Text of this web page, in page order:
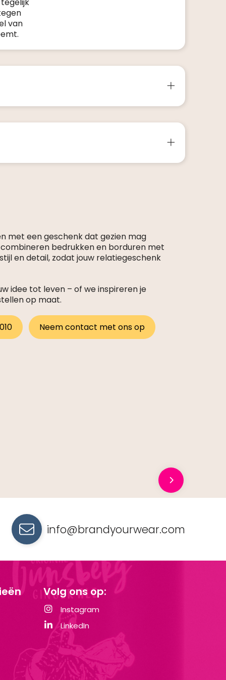
van
met een geschenk dat gezien mag
bedrukken en borduren met
en detail, zodat jouw relatiegeschenk
idee tot leven – of we inspireren je
op maat.
Neem contact met ons op
info@brandyourwear.com
Volg ons op:
Instagram
LinkedIn